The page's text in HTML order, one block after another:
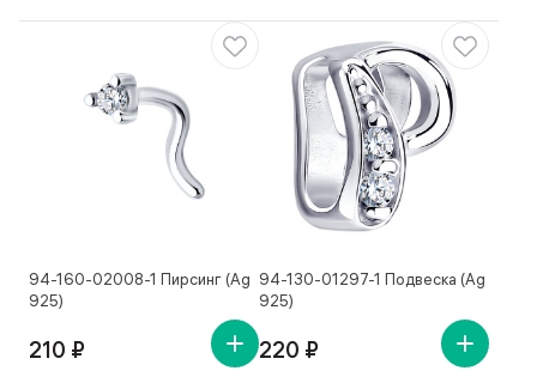
94-160-02008-1 Пирсинг (Ag
925)
210 ₽
94-130-01297-1 Подвеска (Ag
925)
220 ₽